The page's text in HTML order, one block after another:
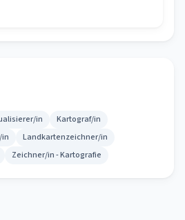
in
Kartograf/in
Landkartenzeichner/in
Zeichner/in - Kartografie